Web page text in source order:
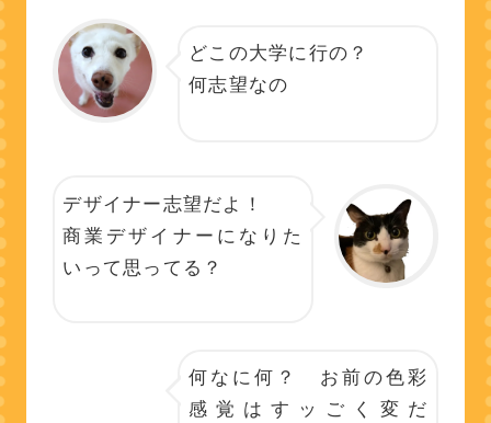
どこの大学に行の？
何志望なの
デザイナー志望だよ！
商業デザイナーになりた
いって思ってる？
何なに何？ お前の色彩
感覚はすッごく変だ